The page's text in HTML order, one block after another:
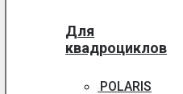
Для
квадроциклов
POLARIS